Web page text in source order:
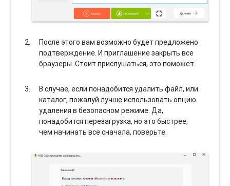
После этого вам возможно будет предложено
подтверждение. И приглашение закрыть все
браузеры. Стоит прислушаться, это поможет.
В случае, если понадобится удалить файл, или
каталог, пожалуй лучше использовать опцию
удаления в безопасном режиме. Да,
понадобится перезагрузка, но это быстрее,
чем начинать все сначала, поверьте.